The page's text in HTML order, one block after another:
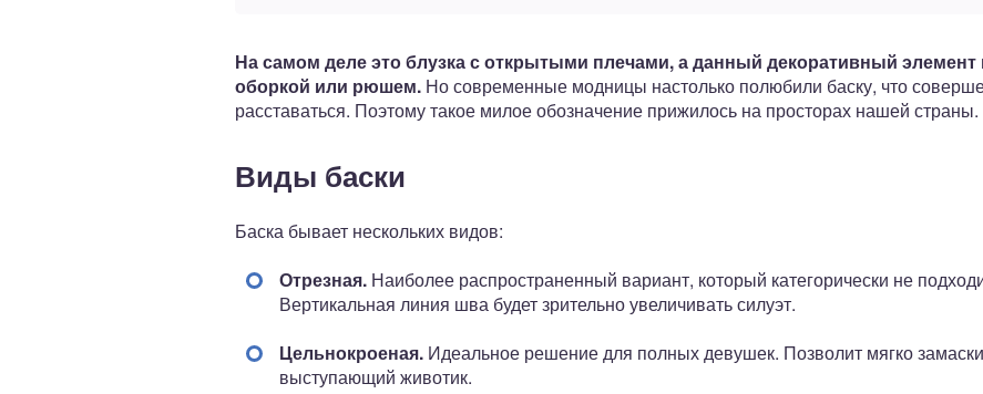
На самом деле это блузка с открытыми плечами, а данный декоративный элемент
оборкой или рюшем. Но современные модницы настолько полюбили баску, что
расставаться. Поэтому такое милое обозначение прижилось на просторах нашей страны.
Виды баски
Баска бывает нескольких видов:
Отрезная. Наиболее распространенный вариант, который категорически не
Вертикальная линия шва будет зрительно увеличивать силуэт.
Цельнокроеная. Идеальное решение для полных девушек. Позволит мягко
выступающий животик.